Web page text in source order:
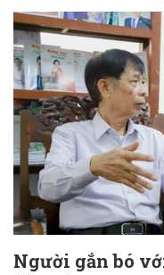
Người gắn bó